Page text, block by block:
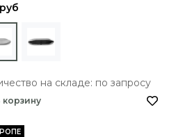
на складе: по запросу
корзину